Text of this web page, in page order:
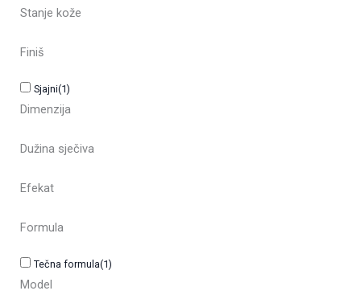
Stanje kože
Finiš
Sjajni(1)
Dimenzija
Dužina sječiva
Efekat
Formula
Tečna formula(1)
Model